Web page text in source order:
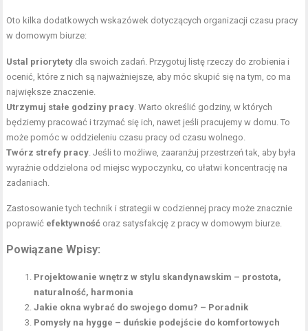
Oto kilka dodatkowych wskazówek dotyczących organizacji czasu pracy
w domowym biurze:
Ustal priorytety dla swoich zadań. Przygotuj listę rzeczy do zrobienia i
ocenić, które z nich są najważniejsze, aby móc skupić się na tym, co ma
największe znaczenie.
Utrzymuj stałe godziny pracy . Warto określić godziny, w których
będziemy pracować i trzymać się ich, nawet jeśli pracujemy w domu. To
może pomóc w oddzieleniu czasu pracy od czasu wolnego.
Twórz strefy pracy . Jeśli to możliwe, zaaranżuj przestrzeń tak, aby była
wyraźnie oddzielona od miejsc wypoczynku, co ułatwi koncentrację na
zadaniach.
Zastosowanie tych technik i strategii w codziennej pracy może znacznie
poprawić efektywność oraz satysfakcję z pracy w domowym biurze.
Powiązane Wpisy:
Projektowanie wnętrz w stylu skandynawskim – prostota,
naturalność, harmonia
Jakie okna wybrać do swojego domu? – Poradnik
Pomysły na hygge – duńskie podejście do komfortowych